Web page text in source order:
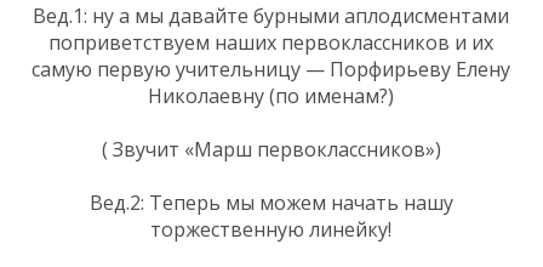
Вед.1: ну а мы давайте бурными аплодисментами
поприветствуем наших первоклассников и их
самую первую учительницу — Порфирьеву Елену
Николаевну (по именам?)
( Звучит «Марш первоклассников»)
Вед.2: Теперь мы можем начать нашу
торжественную линейку!